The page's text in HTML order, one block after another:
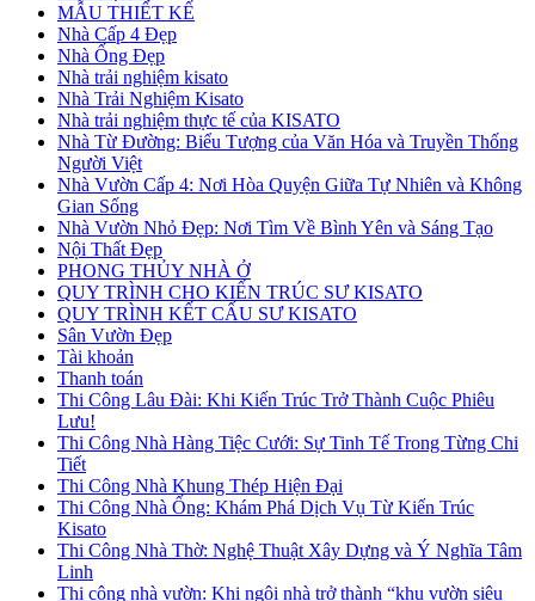
MẪU THIẾT KẾ
Nhà Cấp 4 Đẹp
Nhà Ống Đẹp
Nhà trải nghiệm kisato
Nhà Trải Nghiệm Kisato
Nhà trải nghiệm thực tế của KISATO
Nhà Từ Đường: Biểu Tượng của Văn Hóa và Truyền Thống
Người Việt
Nhà Vườn Cấp 4: Nơi Hòa Quyện Giữa Tự Nhiên và Không
Gian Sống
Nhà Vườn Nhỏ Đẹp: Nơi Tìm Về Bình Yên và Sáng Tạo
Nội Thất Đẹp
PHONG THỦY NHÀ Ở
QUY TRÌNH CHO KIẾN TRÚC SƯ KISATO
QUY TRÌNH KẾT CẤU SƯ KISATO
Sân Vườn Đẹp
Tài khoản
Thanh toán
Thi Công Lâu Đài: Khi Kiến Trúc Trở Thành Cuộc Phiêu
Lưu!
Thi Công Nhà Hàng Tiệc Cưới: Sự Tinh Tế Trong Từng Chi
Tiết
Thi Công Nhà Khung Thép Hiện Đại
Thi Công Nhà Ống: Khám Phá Dịch Vụ Từ Kiến Trúc
Kisato
Thi Công Nhà Thờ: Nghệ Thuật Xây Dựng và Ý Nghĩa Tâm
Linh
Thi công nhà vườn: Khi ngôi nhà trở thành “khu vườn siêu